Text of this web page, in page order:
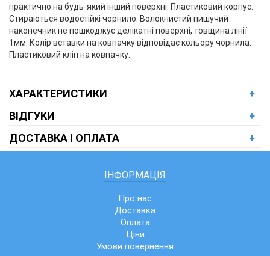
практично на будь-який інший поверхні. Пластиковий корпус.
Стираються водостійкі чорнило. Волокнистий пишучий
наконечник не пошкоджує делікатні поверхні, товщина лінії
1мм. Колір вставки на ковпачку відповідає кольору чорнила.
Пластиковий кліп на ковпачку.
ХАРАКТЕРИСТИКИ
+
ВІДГУКИ
+
ДОСТАВКА І ОПЛАТА
+
ІНФОРМАЦІЯ
Про нас
Доставка
Оплата
Ціни
Умови повернення